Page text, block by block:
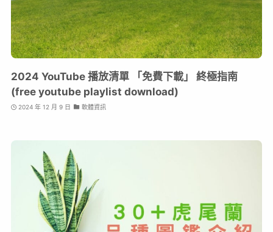
2024 YouTube 播放清單 「免費下載」 終極指南
(free youtube playlist download)
2024 年 12 月 9 日 軟體資訊